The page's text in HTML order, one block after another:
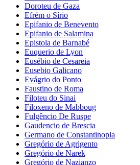
Doroteu de Gaza
Efrém o Sírio
Epifanio de Benevento
Epifanio de Salamina
Epistola de Barnabé
Euquerio de Lyon
Eusébio de Cesareia
Eusebio Galicano
Evágrio do Ponto
Faustino de Roma
Filoteu do Sinai
Filoxeno de Mabboug
Fulgêncio De Ruspe
Gaudencio de Brescia
Germano de Constantinopla
Gregório de Agrigento
Gregório de Narek
Gregório de Nazianzo